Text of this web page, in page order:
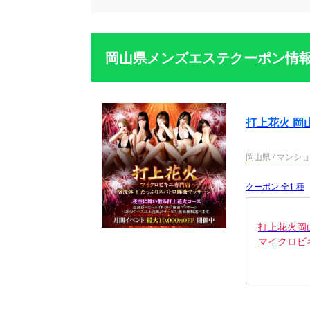
岡山県メンズエステクーポン情
打上花火 岡
岡山県 / マンシ
クーポン 全1 種
打上花火岡
マイクロ
夜空に舞い